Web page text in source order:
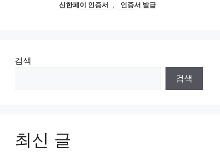
신한페이 인증서
, 인증서 발급
검색
검색
최신 글